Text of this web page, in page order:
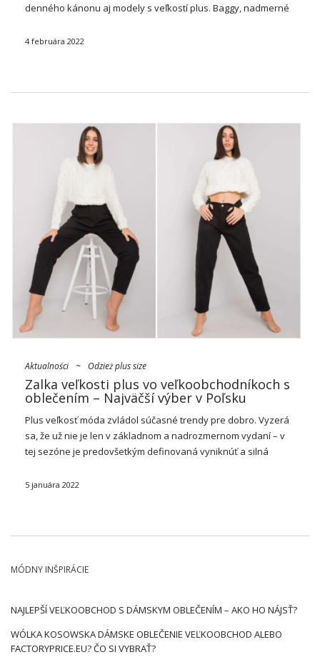
denného kánonu aj modely s veľkostí plus. Baggy,nadmerné
Namesto toho …
4 februára 2022
Aktualności ~ Odzież plus size
Zalka veľkosti plus vo veľkoobchodníkoch s
oblečením – Najväčší výber v Poľsku
Plus veľkosť móda zvládol súčasné trendypre dobro. Vyzerá
sa, že už nie je len v základnom a nadrozmernom vydaní – v
tej sezóne je predovšetkým definovaná vyniknúť a silná
štýlom, ako …
5 januára 2022
MÓDNY INŠPIRÁCIE
NAJLEPŠÍ VEĽKOOBCHOD S DÁMSKYM OBLEČENÍM – AKO HO NÁJSŤ?
WÓLKA KOSOWSKA DÁMSKE OBLEČENIE VEĽKOOBCHOD ALEBO
FACTORYPRICE.EU? ČO SI VYBRAŤ?